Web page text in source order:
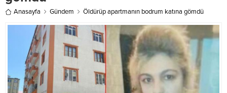
Anasayfa Gündem Öldürüp apartmanın bodrum katına gömdü